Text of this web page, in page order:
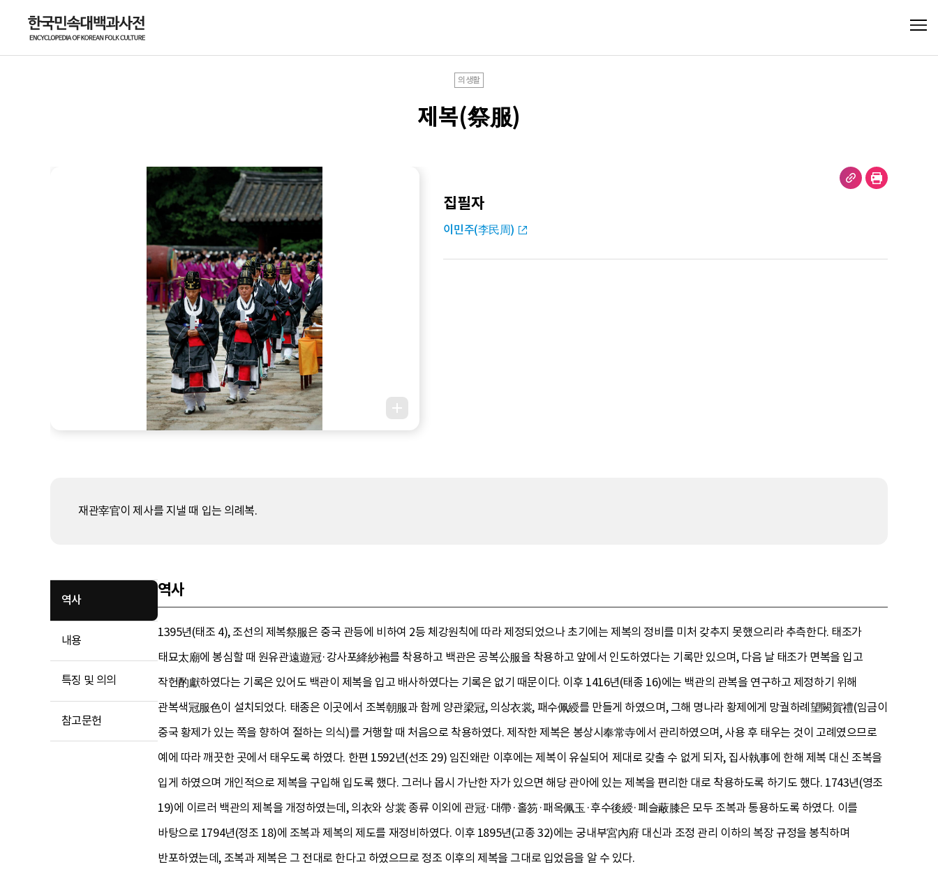
의생활
제복(祭服)
집필자
이민주(李民周)
재관宰官이 제사를 지낼 때 입는 의례복.
역사
내용
특징 및 의의
참고문헌
역사
1395년(태조 4), 조선의 제복祭服은 중국 관등에 비하여 2등 체강원칙에 따라 제정되었으나 초기에는 제복의 정비를 미처 갖추지 못했으리라 추측한다. 태조가
태묘太廟에 봉심할 때 원유관遠遊冠·강사포絳紗袍를 착용하고 백관은 공복公服을 착용하고 앞에서 인도하였다는 기록만 있으며, 다음 날 태조가 면복을 입고
작헌酌獻하였다는 기록은 있어도 백관이 제복을 입고 배사하였다는 기록은 없기 때문이다. 이후 1416년(태종 16)에는 백관의 관복을 연구하고 제정하기 위해
관복색冠服色이 설치되었다. 태종은 이곳에서 조복朝服과 함께 양관梁冠, 의상衣裳, 패수佩綬를 만들게 하였으며, 그해 명나라 황제에게 망궐하례望闕賀禮(임금이
중국 황제가 있는 쪽을 향하여 절하는 의식)를 거행할 때 처음으로 착용하였다. 제작한 제복은 봉상시奉常寺에서 관리하였으며, 사용 후 태우는 것이 고례였으므로
예에 따라 깨끗한 곳에서 태우도록 하였다. 한편 1592년(선조 29) 임진왜란 이후에는 제복이 유실되어 제대로 갖출 수 없게 되자, 집사執事에 한해 제복 대신 조복을
입게 하였으며 개인적으로 제복을 구입해 입도록 했다. 그러나 몹시 가난한 자가 있으면 해당 관아에 있는 제복을 편리한 대로 착용하도록 하기도 했다. 1743년(영조
19)에 이르러 백관의 제복을 개정하였는데, 의衣와 상裳 종류 이외에 관冠·대帶·홀笏·패옥佩玉·후수後綬·폐슬蔽膝은 모두 조복과 통용하도록 하였다. 이를
바탕으로 1794년(정조 18)에 조복과 제복의 제도를 재정비하였다. 이후 1895년(고종 32)에는 궁내부宮內府 대신과 조정 관리 이하의 복장 규정을 봉칙하며
반포하였는데, 조복과 제복은 그 전대로 한다고 하였으므로 정조 이후의 제복을 그대로 입었음을 알 수 있다.